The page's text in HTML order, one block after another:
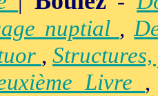
nuptial ,
,
Livre